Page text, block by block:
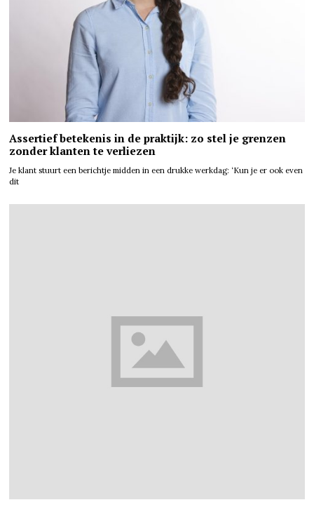
Assertief betekenis in de praktijk: zo stel je grenzen
zonder klanten te verliezen
Je klant stuurt een berichtje midden in een drukke werkdag: ‘Kun je er ook even
dit